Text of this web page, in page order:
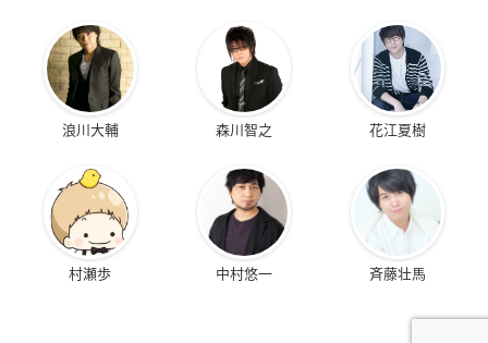
浪川大輔 森川智之 花江夏樹
村瀬歩 中村悠一 斉藤壮馬